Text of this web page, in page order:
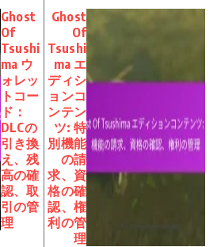
Ghost
Of
Tsushi
ma ウ
ォレッ
トコー
ド：
DLCの
引き換
え、残
高の確
認、取
引の管
理
Ghost
Of
Tsushi
ma エ
ディシ
ョンコ
ンテン
ツ: 特
別機能
の請
求、資
格の確
認、権
利の管
理